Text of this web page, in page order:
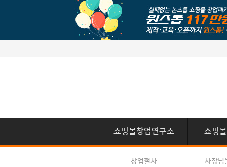
쇼핑몰창업연구소 쇼핑
창업절차 사장님